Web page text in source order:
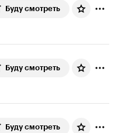
Буду смотреть
Буду смотреть
Буду смотреть